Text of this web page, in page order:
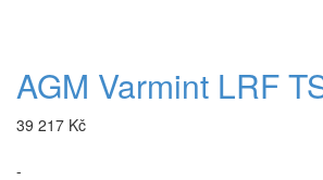
AGM Varmint LRF
39 217 Kč
-